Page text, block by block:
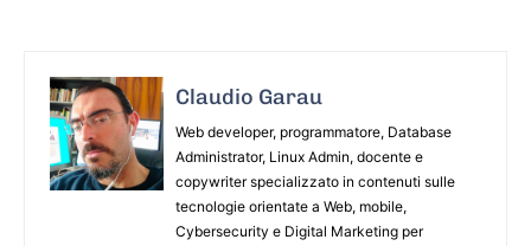
Claudio Garau
Web developer, programmatore, Database
Administrator, Linux Admin, docente e
copywriter specializzato in contenuti sulle
tecnologie orientate a Web, mobile,
Cybersecurity e Digital Marketing per